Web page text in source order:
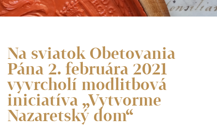
Na sviatok Obetovania
Pána 2. februára 2021
vyvrcholí modlitbová
iniciatíva „Vytvorme
Nazaretský dom“